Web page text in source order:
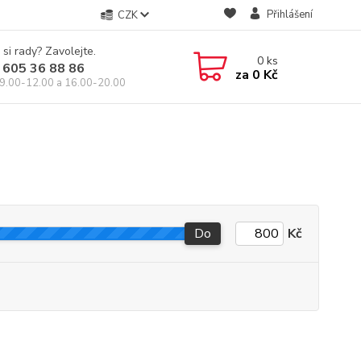
CZK Přihlášení
rady? Zavolejte.
36 88 86
12.00 a 16.00-20.00
0ks
za 0 Kč
Do Kč